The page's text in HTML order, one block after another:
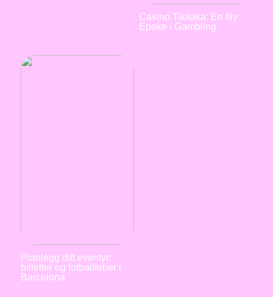
Casino Tikitaka: En Ny
Epoke i Gambling
Planlegg ditt eventyr:
billetter og fotballfeber i
Barcelona